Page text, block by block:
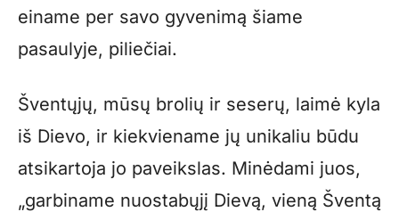
einame per savo gyvenimą šiame
pasaulyje, piliečiai.
Šventųjų, mūsų brolių ir seserų, laimė kyla
iš Dievo, ir kiekviename jų unikaliu būdu
atsikartoja jo paveikslas. ­Minėdami juos,
„garbiname nuostabųjį Dievą, vieną Šventą